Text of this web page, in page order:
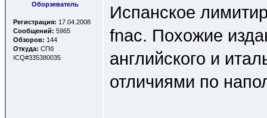
Оборзеватель
Регистрация: 17.04.2008
Сообщений: 5965
Обзоров: 144
Откуда: СПб
ICQ#335380035
Испанское
fnac. Похожие
английского и
отличиями по